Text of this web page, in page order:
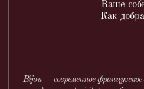
BIJOU © 2026
Политика обработки персональных
Пн–Чт: 12:00–00:00